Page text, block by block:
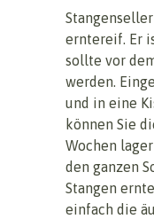
erntereif. Er
sollte vor
werden.
und in eine
können Sie
Wochen
den ganzen
Stangen
einfach die